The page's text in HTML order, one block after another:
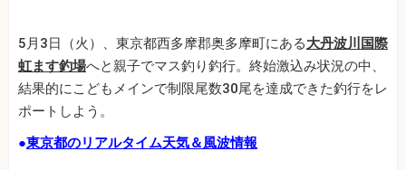
5月3日（火）、東京都西多摩郡奥多摩町にある大丹波川国際
虹ます釣場へと親子でマス釣り釣行。終始激込み状況の中、
結果的にこどもメインで制限尾数30尾を達成できた釣行をレ
ポートしよう。
●東京都のリアルタイム天気＆風波情報